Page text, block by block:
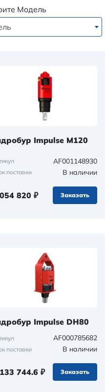
Модель
Impulse M120
AF001148930
поставки В наличии
820 ₽ Заказать
Impulse DH80
AF000785682
поставки В наличии
744.6 ₽ Заказать